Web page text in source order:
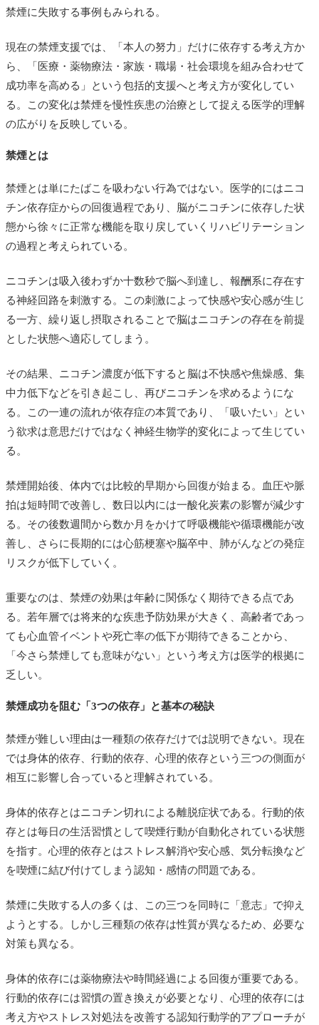
禁煙に失敗する事例もみられる。
現在の禁煙支援では、「本人の努力」だけに依存する考え方か
ら、「医療・薬物療法・家族・職場・社会環境を組み合わせて
成功率を高める」という包括的支援へと考え方が変化してい
る。この変化は禁煙を慢性疾患の治療として捉える医学的理解
の広がりを反映している。
禁煙とは
禁煙とは単にたばこを吸わない行為ではない。医学的にはニコ
チン依存症からの回復過程であり、脳がニコチンに依存した状
態から徐々に正常な機能を取り戻していくリハビリテーション
の過程と考えられている。
ニコチンは吸入後わずか十数秒で脳へ到達し、報酬系に存在す
る神経回路を刺激する。この刺激によって快感や安心感が生じ
る一方、繰り返し摂取されることで脳はニコチンの存在を前提
とした状態へ適応してしまう。
その結果、ニコチン濃度が低下すると脳は不快感や焦燥感、集
中力低下などを引き起こし、再びニコチンを求めるようにな
る。この一連の流れが依存症の本質であり、「吸いたい」とい
う欲求は意思だけではなく神経生物学的変化によって生じてい
る。
禁煙開始後、体内では比較的早期から回復が始まる。血圧や脈
拍は短時間で改善し、数日以内には一酸化炭素の影響が減少す
る。その後数週間から数か月をかけて呼吸機能や循環機能が改
善し、さらに長期的には心筋梗塞や脳卒中、肺がんなどの発症
リスクが低下していく。
重要なのは、禁煙の効果は年齢に関係なく期待できる点であ
る。若年層では将来的な疾患予防効果が大きく、高齢者であっ
ても心血管イベントや死亡率の低下が期待できることから、
「今さら禁煙しても意味がない」という考え方は医学的根拠に
乏しい。
禁煙成功を阻む「3つの依存」と基本の秘訣
禁煙が難しい理由は一種類の依存だけでは説明できない。現在
では身体的依存、行動的依存、心理的依存という三つの側面が
相互に影響し合っていると理解されている。
身体的依存とはニコチン切れによる離脱症状である。行動的依
存とは毎日の生活習慣として喫煙行動が自動化されている状態
を指す。心理的依存とはストレス解消や安心感、気分転換など
を喫煙に結び付けてしまう認知・感情の問題である。
禁煙に失敗する人の多くは、この三つを同時に「意志」で抑え
ようとする。しかし三種類の依存は性質が異なるため、必要な
対策も異なる。
身体的依存には薬物療法や時間経過による回復が重要である。
行動的依存には習慣の置き換えが必要となり、心理的依存には
考え方やストレス対処法を改善する認知行動学的アプローチが